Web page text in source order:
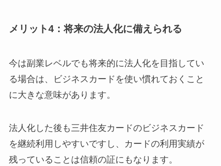
メリット4：将来の法人化に備えられる
今は副業レベルでも将来的に法人化を目指してい
る場合は、ビジネスカードを使い慣れておくこと
に大きな意味があります。
法人化した後も三井住友カードのビジネスカード
を継続利用しやすいですし、カードの利用実績が
残っていることは信頼の証にもなります。